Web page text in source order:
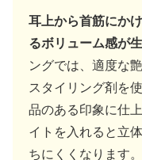
耳上から首筋にか
るボリューム感が
ングでは、適度な
スタイリング剤を
品のある印象に仕
イトを入れると立
ちにくくなります。